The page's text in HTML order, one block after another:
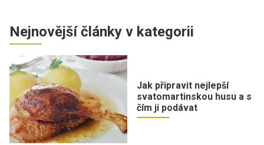
Nejnovější články v kategorii
Jak připravit nejlepší
svatomartinskou husu a s
čím ji podávat